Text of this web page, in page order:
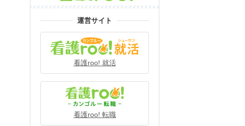
運営サイト
看護roo! 就活
看護roo! 転職